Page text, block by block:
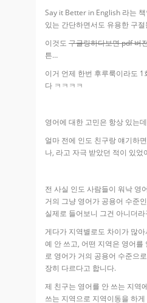
Say it Better in English 라는
있는 간단하면서도 유용한 구
이것도 구글링하다보면 pdf 버
튼…
이거 언제 한번 후루룩이라도 1
다 ㅋㅋㅋㅋ
영어에 대한 고민은 항상 있는
얼마 전에 인도 친구랑 얘기하
나, 라고 자극 받았던 적이 있었
전 사실 인도 사람들이 워낙 영
거의 그냥 영어가 공용어 수준
실제로 들어보니 그건 아니더라
게다가 지역별로도 차이가 많
예 안 쓰고, 어떤 지역은 영어를
로 영어가 거의 공용어 수준으
장히 다르다고 합니다.
제 친구는 영어를 안 쓰는 지역
쓰는 지역으로 지역이동을 하